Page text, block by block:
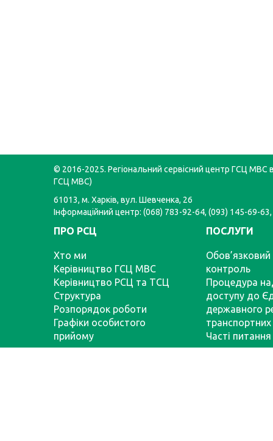
© 2016-2025. Регіональний сервісний центр ГСЦ МВС в
ГСЦ МВС)
61013, м. Харків, вул. Шевченка, 26
Інформаційний центр: (068) 783-92-64, (093) 145-69-
ПРО РСЦ
Хто ми
Керівництво ГСЦ МВС
Керівництво РСЦ та ТСЦ
Структура
Розпорядок роботи
Графіки особистого
прийому
ПОСЛУГИ
Обов’язковий
контроль
Процедура
доступу до
державного
транспортних
Часті питання